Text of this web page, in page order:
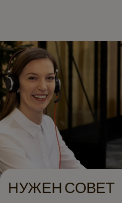
потребление, поэтому
вам не нужно об этом
НУЖЕН СОВЕТ